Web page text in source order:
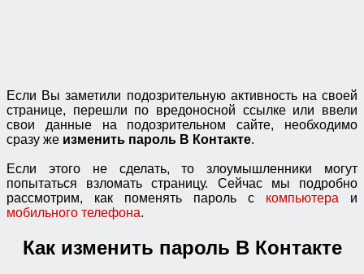
Если Вы заметили подозрительную активность на своей
странице, перешли по вредоносной ссылке или ввели
свои данные на подозрительном сайте, необходимо
сразу же изменить пароль В Контакте.
Если этого не сделать, то злоумышленники могут
попытаться взломать страницу. Сейчас мы подробно
рассмотрим, как поменять пароль с компьютера и
мобильного телефона.
Как изменить пароль В Контакте